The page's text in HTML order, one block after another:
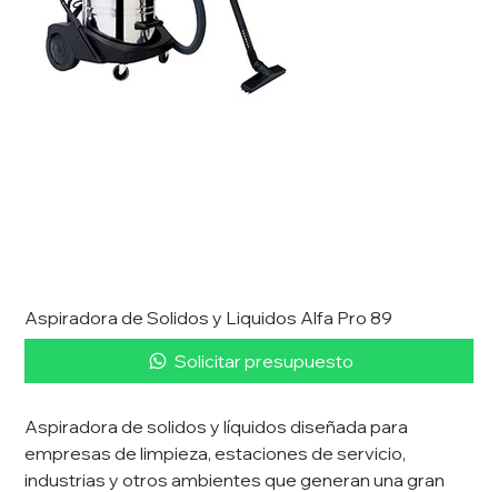
Aspiradora de Solidos y Liquidos Alfa Pro 89
Solicitar presupuesto
Aspiradora de solidos y líquidos diseñada para
empresas de limpieza, estaciones de servicio,
industrias y otros ambientes que generan una gran